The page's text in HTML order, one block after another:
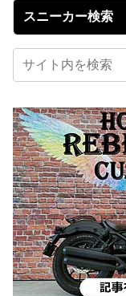
スニーカー検索